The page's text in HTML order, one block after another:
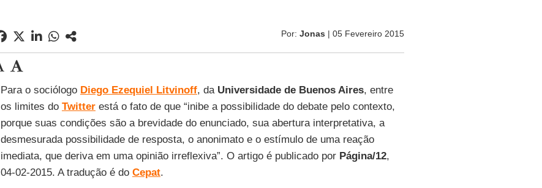
Por: Jonas | 05 Fevereiro 2015
Para o sociólogo Diego Ezequiel Litvinoff, da Universidade de Buenos Aires, entre
os limites do Twitterestá o fato de que “inibe a possibilidade do debate pelo contexto,
porque suas condições são a brevidade do enunciado, sua abertura interpretativa, a
desmesurada possibilidade de resposta, o anonimato e o estímulo de uma reação
imediata, que deriva em uma opinião irreflexiva”. O artigo é publicado por Página/12,
04-02-2015. A tradução é do Cepat.